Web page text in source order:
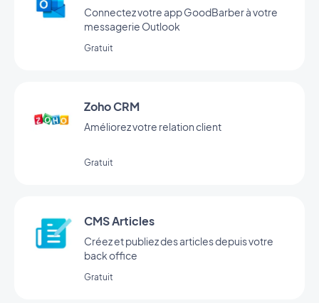
Connectez votre app GoodBarber à votre
messagerie Outlook
Gratuit
Zoho CRM
Améliorez votre relation client
Gratuit
CMS Articles
Créez et publiez des articles depuis votre
back office
Gratuit